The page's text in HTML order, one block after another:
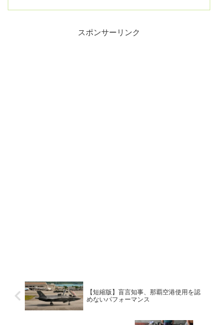
スポンサーリンク
【短縮版】盲言知事、那覇空港使用を認
めないパフォーマンス